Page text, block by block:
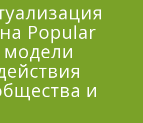
Popular
модели
и